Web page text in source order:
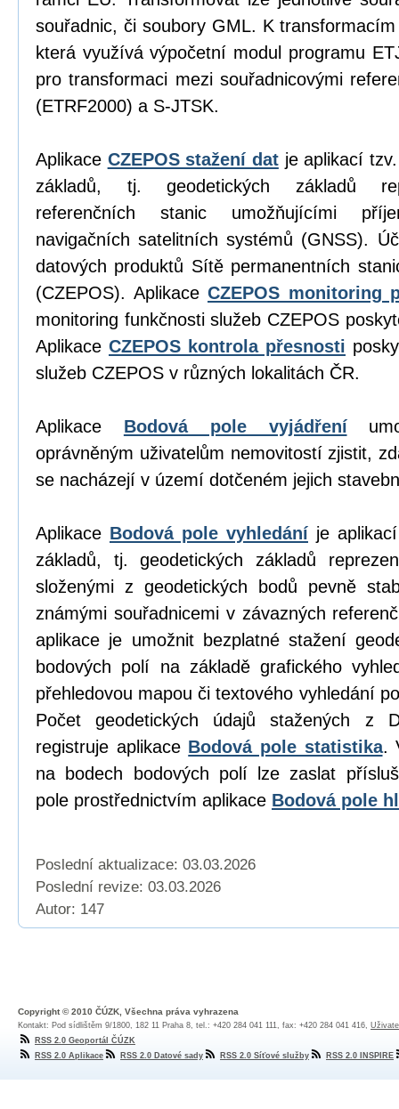
souřadnic, či soubory GML. K
která využívá výpočetní modul programu
pro transformaci mezi souřadnicovými
(ETRF2000) a S-JTSK.
Aplikace CZEPOS stažení datje aplikací
základů, tj. geodetických základů
referenčních stanic umožňujícími
navigačních satelitních systémů (GNSS).
datových produktů Sítě permanentních
(CZEPOS). Aplikace CZEPOS monitoring
monitoring funkčnosti služeb CZEPOS
Aplikace CZEPOS kontrola přesnosti
služeb CZEPOS v různých lokalitách ČR.
Aplikace Bodová pole vyjádření
oprávněným uživatelům nemovitostí zjistit,
se nacházejí v území dotčeném jejich
Aplikace Bodová pole vyhledání je
základů, tj. geodetických základů
složenými z geodetických bodů pevně
známými souřadnicemi v závazných
aplikace je umožnit bezplatné stažení
bodových polí na základě grafického
přehledovou mapou či textového vyhledání
Počet geodetických údajů stažených z
registruje aplikace Bodová pole statistika.
na bodech bodových polí lze zaslat
pole prostřednictvím aplikace Bodová pole
Poslední aktualizace: 03.03.2026
Poslední revize: 03.03.2026
Autor: 147
Copyright © 2010 ČÚZK, Všechna práva vyhrazena
Kontakt: Pod sídlištěm 9/1800, 182 11 Praha 8, tel.: +420 284 041 111, fax: +420 284 041 416,
RSS 2.0 Geoportál ČÚZK
RSS 2.0 Aplikace
RSS 2.0 Datové sady RSS 2.0 Síťové služby RSS 2.0 INSPIRE